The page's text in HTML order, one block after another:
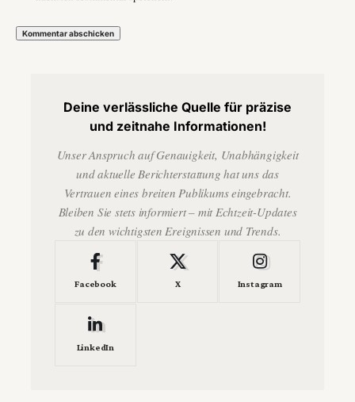
Deine verlässliche Quelle für präzise
und zeitnahe Informationen!
Unser Anspruch auf Genauigkeit, Unabhängigkeit
und aktuelle Berichterstattung hat uns das
Vertrauen eines breiten Publikums eingebracht.
Bleiben Sie stets informiert – mit Echtzeit-Updates
zu den wichtigsten Ereignissen und Trends.
Facebook X Instagram
LinkedIn